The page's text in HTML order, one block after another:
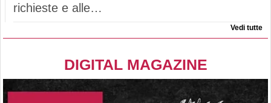
richieste e alle…
Vedi tutte
DIGITAL MAGAZINE